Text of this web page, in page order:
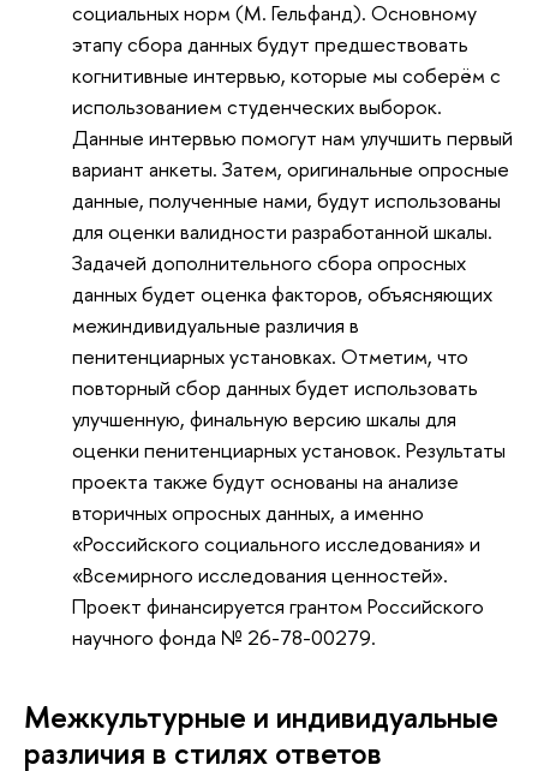
социальных норм (М. Гельфанд). Основному
этапу сбора данных будут предшествовать
когнитивные интервью, которые мы соберём с
использованием студенческих выборок.
Данные интервью помогут нам улучшить первый
вариант анкеты. Затем, оригинальные опросные
данные, полученные нами, будут использованы
для оценки валидности разработанной шкалы.
Задачей дополнительного сбора опросных
данных будет оценка факторов, объясняющих
межиндивидуальные различия в
пенитенциарных установках. Отметим, что
повторный сбор данных будет использовать
улучшенную, финальную версию шкалы для
оценки пенитенциарных установок. Результаты
проекта также будут основаны на анализе
вторичных опросных данных, а именно
«Российского социального исследования» и
«Всемирного исследования ценностей».
Проект финансируется грантом Российского
научного фонда № 26-78-00279.
Межкультурные и индивидуальные
различия в стилях ответов